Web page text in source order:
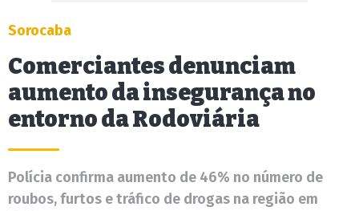
Sorocaba
Comerciantes denunciam
aumento da insegurança no
entorno da Rodoviária
Polícia confirma aumento de 46% no número de
roubos, furtos e tráfico de drogas na região em